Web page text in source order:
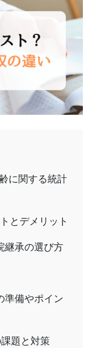
に関する統計
とデメリット
継承の選び方
準備やポイン
題と対策